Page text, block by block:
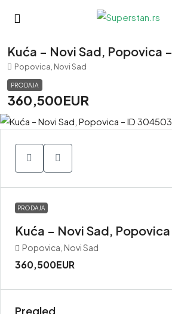
Kuća – Novi Sad, Popovica
Popovica, Novi Sad
PRODAJA
360,500EUR
PRODAJA
Kuća – Novi Sad,
Popovica, Novi Sad
360,500EUR
Pregled